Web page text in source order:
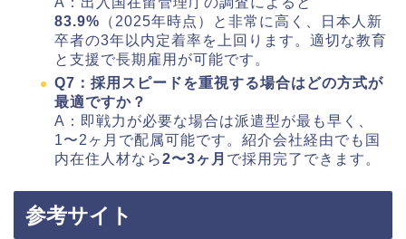
83.9% （2025年時点）と非常に高く、日本人新
卒者の3年以内定着率を上回ります。適切な教育
と支援で長期雇用が可能です。
Q7：採用スピードを重視する場合はどの方式が
最適ですか？
A：即戦力が必要な場合は派遣型が最も早く、
1〜2ヶ月で配属可能です。紹介会社経由でも国
内在住人材なら2〜3ヶ月 で採用完了できます。
参考サイト